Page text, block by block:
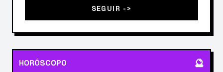
SEGUIR ->
HORÓSCOPO 🔮